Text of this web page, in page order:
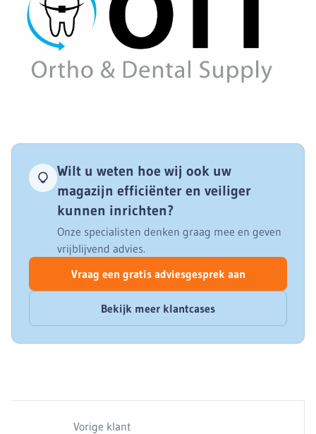
Wilt u weten hoe wij ook uw
magazijn efficiënter en veiliger
kunnen inrichten?
Onze specialisten denken graag mee en geven
vrijblijvend advies.
Vraag een gratis adviesgesprek aan
Bekijk meer klantcases
Vorige klant